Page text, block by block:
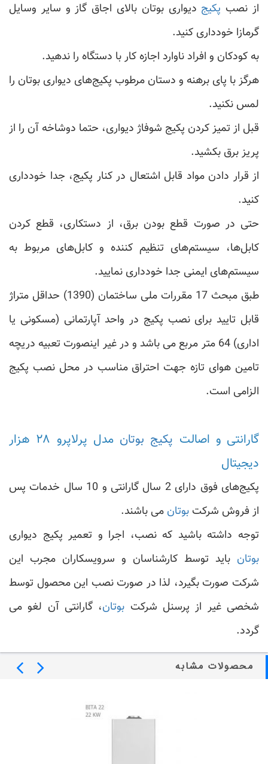
از نصب پکیج دیواری بوتان بالای اجاق گاز و سایر وسایل
گرمازا خودداری کنید.
به کودکان و افراد ناوارد اجازه کار با دستگاه را ندهید.
هرگز با پای برهنه و دستان مرطوب پکیج‌های دیواری بوتان را
لمس نکنید.
قبل از تمیز کردن پکیج شوفاژ دیواری، حتما دوشاخه آن را از
پریز برق بکشید.
از قرار دادن مواد قابل اشتعال در کنار پکیج، جدا خودداری
کنید.
حتی در صورت قطع بودن برق، از دستکاری، قطع کردن
کابل‌ها، سیستم‌های تنظیم کننده و کابل‌های مربوط به
سیستم‌های ایمنی جدا خودداری نمایید.
طبق مبحث 17 مقررات ملی ساختمان (1390) حداقل متراژ
قابل تایید برای نصب پکیج در واحد آپارتمانی (مسکونی یا
اداری) 64 متر مربع می باشد و در غیر اینصورت تعبیه دریچه
تامین هوای تازه جهت احتراق مناسب در محل نصب پکیج
الزامی است.
گارانتی و اصالت پکیج بوتان
مدل پرلاپرو ۲۸ هزار
دیجیتال
پکیج‌های فوق دارای 2 سال گارانتی و 10 سال خدمات پس
از فروش شرکت بوتان می باشند.
توجه داشته باشید که نصب، اجرا و تعمیر پکیج دیواری
بوتان باید توسط کارشناسان و سرویسکاران مجرب این
شرکت صورت بگیرد، لذا در صورت نصب این محصول توسط
شخصی غیر از پرسنل شرکت بوتان، گارانتی آن لغو می
گردد.
محصولات مشابه